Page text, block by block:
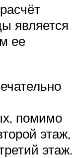
является
ее
помимо
этаж,
этаж.